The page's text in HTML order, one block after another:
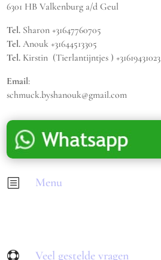
6301 HB Valkenburg a/d Geul
Tel. Sharon +31647760705
Tel. Anouk +31644513305
Tel. Kirstin (Tierlantijntjes ) +31619431023
Email:
schmuck.byshanouk@gmail.com
b Menu
 Veel gestelde vragen